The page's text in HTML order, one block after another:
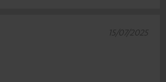
15/07/2025